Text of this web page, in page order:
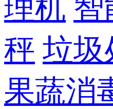
理机 智
秤 垃圾
果蔬消